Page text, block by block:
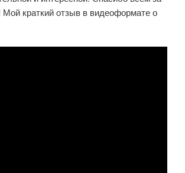
краткий отзыв в видеоформате о